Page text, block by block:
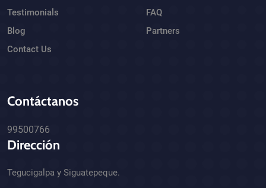
Testimonials
Blog
Contact Us
FAQ
Partners
Contáctanos
99500766
Dirección
Tegucigalpa y Siguatepeque.